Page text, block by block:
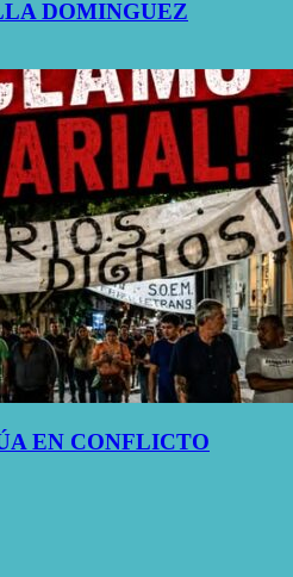
DOMINGUEZ
EN CONFLICTO